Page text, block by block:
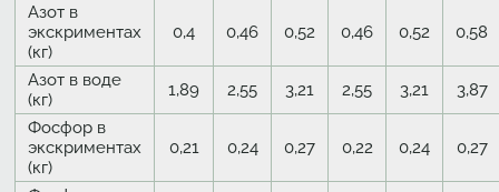
Азот в
экскриментах
(кг)
0,4 0,46 0,52 0,46 0,52 0,58
Азот в воде
(кг)
1,89 2,55 3,21 2,55 3,21
3,87
Фосфор в
экскриментах
(кг)
0,21 0,24 0,27 0,22 0,24 0,27